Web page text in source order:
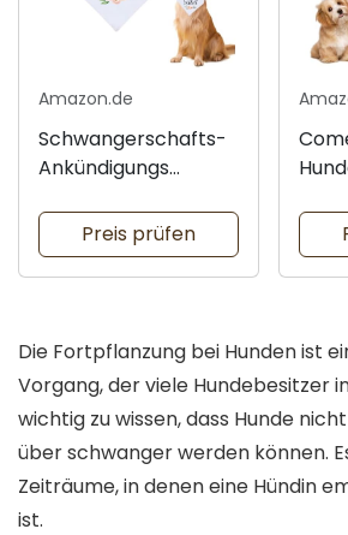
Amazon.de
Schwangerschafts-
Ankündigungs
Preis prüfen
Die Fortpflanzung bei Hunden ist
Vorgang, der viele Hundebesitzer
wichtig zu wissen, dass Hunde
über schwanger werden können.
Zeiträume, in denen eine Hündin
ist.